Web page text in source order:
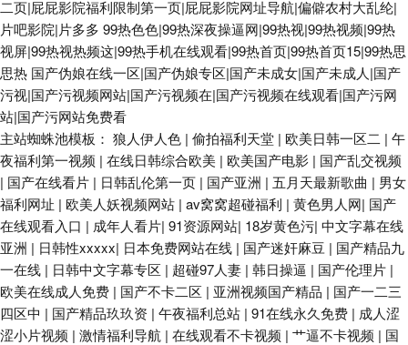
二页|屁屁影院福利限制第一页|屁屁影院网址导航|偏僻农村大乱纶|
片吧影院|片多多 99热色色|99热深夜操逼网|99热视|99热视频|99热
视屏|99热视热频这|99热手机在线观看|99热首页|99热首页15|99热思
思热 国产伪娘在线一区|国产伪娘专区|国产未成女|国产未成人|国产
污视|国产污视频网站|国产污视频在|国产污视频在线观看|国产污网
站|国产污网站免费看
主站蜘蛛池模板： 狼人伊人色 | 偷拍福利天堂 | 欧美日韩一区二 | 午
夜福利第一视频 | 在线日韩综合欧美 | 欧美国产电影 | 国产乱交视频
| 国产在线看片 | 日韩乱伦第一页 | 国产亚洲 | 五月天最新歌曲 | 男女
福利网址 | 欧美人妖视频网站 | av窝窝超碰福利 | 黄色男人网| 国产
在线观看入口 | 成年人看片| 91资源网站| 18岁黄色污| 中文字幕在线
亚洲 | 日韩性xxxxx| 日本免费网站在线 | 国产迷奸麻豆 | 国产精品九
一在线 | 日韩中文字幕专区 | 超碰97人妻 | 韩日操逼 | 国产伦理片 |
欧美在线成人免费 | 国产不卡二区 | 亚洲视频国产精品 | 国产一二三
四区中 | 国产精品玖玖资 | 午夜福利总站 | 91在线永久免费 | 成人涩
涩小片视频 | 激情福利导航 | 在线观看不卡视频 | 艹逼不卡视频 | 国